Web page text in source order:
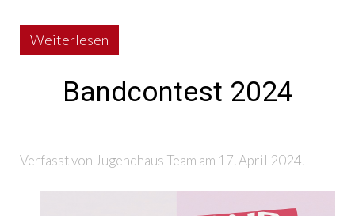
Weiterlesen
Bandcontest 2024
Verfasst von Jugendhaus-Team am 17. April 2024.